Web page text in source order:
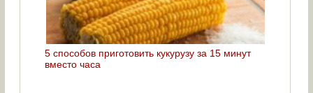
5 способов приготовить кукурузу за 15 минут
вместо часа